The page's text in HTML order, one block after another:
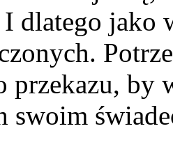
dlatego jako
przekazu, by
swoim